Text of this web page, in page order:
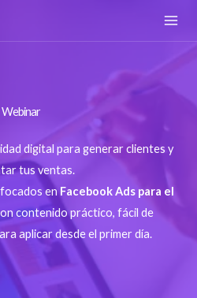
Webinar
digital para generar clientes y
tus ventas.
enFacebook Ads para el
contenido práctico, fácil de
aplicar desde el primer día.